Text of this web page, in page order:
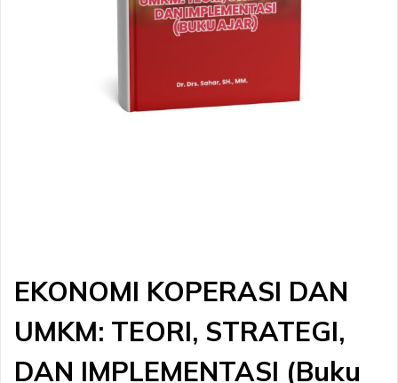
EKONOMI KOPERASI DAN
UMKM: TEORI, STRATEGI,
DAN IMPLEMENTASI (Buku